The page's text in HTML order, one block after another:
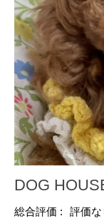
DOG
総合評価 :
評価な